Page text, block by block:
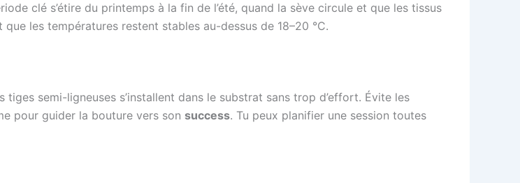
clé s’étire du printemps à la fin de l’été, quand la sève circule et que les tissus
les températures restent stables au-dessus de 18–20 °C.
semi-ligneuses s’installent dans le substrat sans trop d’effort. Évite les
pour guider la bouture vers son success. Tu peux planifier une session toutes